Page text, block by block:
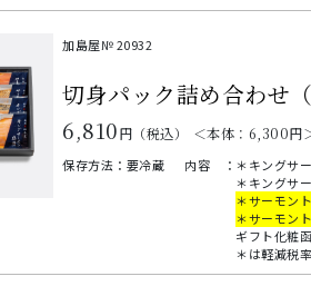
加島屋№20932
切身パック詰め合わせ（
6,810円（税込） ＜本体： 6,300円
保存方法：要冷蔵 内容 ： ＊キングサ
＊キングサ
＊サーモン
＊サーモン
ギフト化粧
＊は軽減税